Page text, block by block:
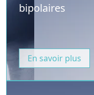
bipolaires
En savoir plus